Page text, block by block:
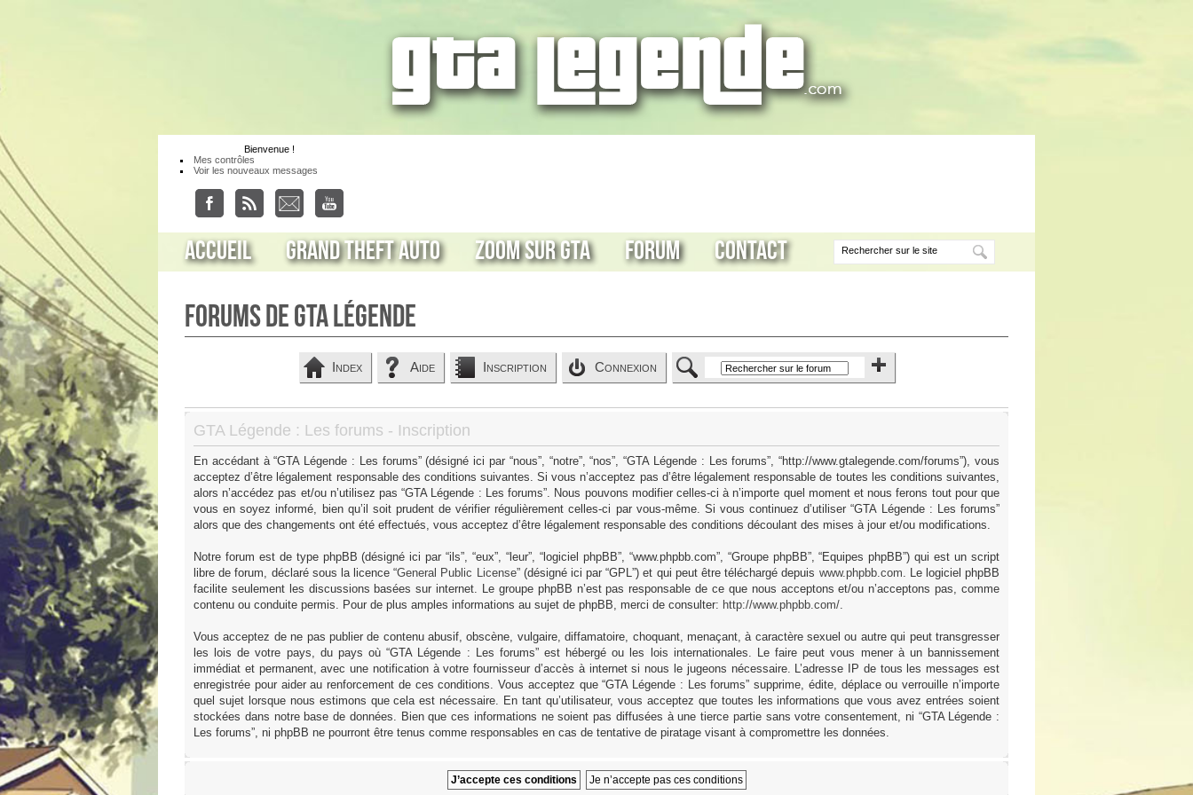
Bienvenue !
Mes contrôles
Voir les nouveaux messages
Accueil Grand Theft Auto Zoom sur GTA Forum Contact
Forums de GTA Légende
Index Aide Inscription Connexion
GTA Légende : Les forums - Inscription
En accédant à “GTA Légende : Les forums” (désigné ici par “nous”, “notre”, “nos”, “GTA Légende : Les forums”, “http://www.gtalegende.com/forums”), vous
acceptez d’être légalement responsable des conditions suivantes. Si vous n’acceptez pas d’être légalement responsable de toutes les conditions suivantes,
alors n’accédez pas et/ou n’utilisez pas “GTA Légende : Les forums”. Nous pouvons modifier celles-ci à n’importe quel moment et nous ferons tout pour que
vous en soyez informé, bien qu’il soit prudent de vérifier régulièrement celles-ci par vous-même. Si vous continuez d’utiliser “GTA Légende : Les forums”
alors que des changements ont été effectués, vous acceptez d’être légalement responsable des conditions découlant des mises à jour et/ou modifications.
Notre forum est de type phpBB (désigné ici par “ils”, “eux”, “leur”, “logiciel phpBB”, “www.phpbb.com”, “Groupe phpBB”, “Equipes phpBB”) qui est un script
libre de forum, déclaré sous la licence “General Public License” (désigné ici par “GPL”) et qui peut être téléchargé depuis www.phpbb.com. Le logiciel phpBB
facilite seulement les discussions basées sur internet. Le groupe phpBB n’est pas responsable de ce que nous acceptons et/ou n’acceptons pas, comme
contenu ou conduite permis. Pour de plus amples informations au sujet de phpBB, merci de consulter: http://www.phpbb.com/.
Vous acceptez de ne pas publier de contenu abusif, obscène, vulgaire, diffamatoire, choquant, menaçant, à caractère sexuel ou autre qui peut transgresser
les lois de votre pays, du pays où “GTA Légende : Les forums” est hébergé ou les lois internationales. Le faire peut vous mener à un bannissement
immédiat et permanent, avec une notification à votre fournisseur d’accès à internet si nous le jugeons nécessaire. L’adresse IP de tous les messages est
enregistrée pour aider au renforcement de ces conditions. Vous acceptez que “GTA Légende : Les forums” supprime, édite, déplace ou verrouille n’importe
quel sujet lorsque nous estimons que cela est nécessaire. En tant qu’utilisateur, vous acceptez que toutes les informations que vous avez entrées soient
stockées dans notre base de données. Bien que ces informations ne soient pas diffusées à une tierce partie sans votre consentement, ni “GTA Légende :
Les forums”, ni phpBB ne pourront être tenus comme responsables en cas de tentative de piratage visant à compromettre les données.